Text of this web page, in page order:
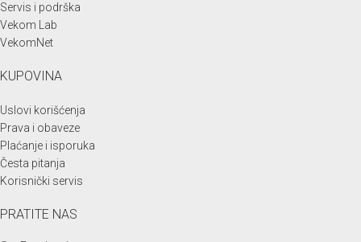
Servis i podrška
Vekom Lab
VekomNet
KUPOVINA
Uslovi korišćenja
Prava i obaveze
Plaćanje i isporuka
Česta pitanja
Korisnički servis
PRATITE NAS